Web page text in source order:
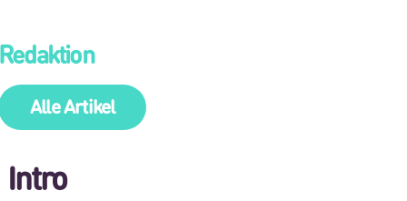
Alle Artikel
Intro